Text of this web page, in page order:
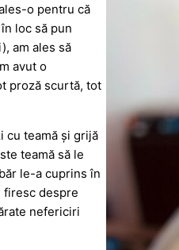
o pentru că
loc să pun
am ales să
avut o
proză scurtă, tot
cu teamă și grijă
teamă să le
le-a cuprins în
firesc despre
nefericiri